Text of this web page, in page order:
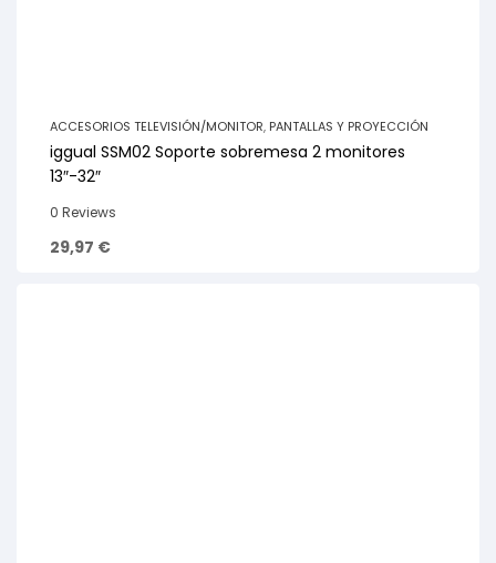
ACCESORIOS TELEVISIÓN/MONITOR, PANTALLAS Y PROYECCIÓN
iggual SSM02 Soporte sobremesa 2 monitores
13″-32″
0 Reviews
29,97 €